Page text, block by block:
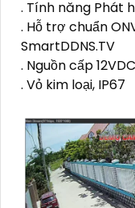
. Tính năng Phát
. Hỗ trợ chuẩn
SmartDDNS.TV
. Nguồn cấp
. Vỏ kim loại, IP67